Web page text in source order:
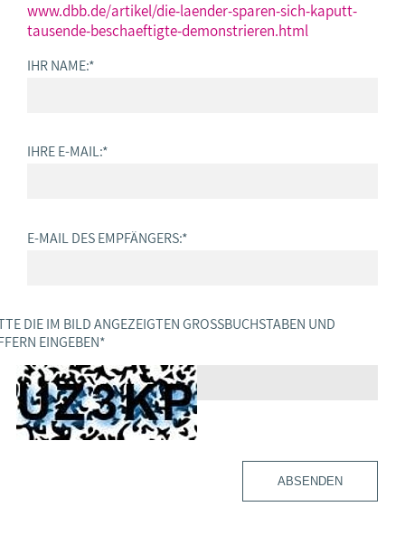
www.dbb.de/artikel/die-laender-sparen-sich-kaputt-
tausende-beschaeftigte-demonstrieren.html
IHR NAME:*
IHRE E-MAIL:*
E-MAIL DES EMPFÄNGERS:*
DIE IM BILD ANGEZEIGTEN GROSSBUCHSTABEN UND Z
EINGEBEN *
ABSENDEN